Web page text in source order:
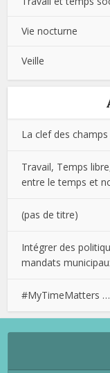
Vie nocturne
Veille
La clef des
Travail, Temps
entre le temps et
(pas de titre)
Intégrer des
mandats
#MyTimeMatters …